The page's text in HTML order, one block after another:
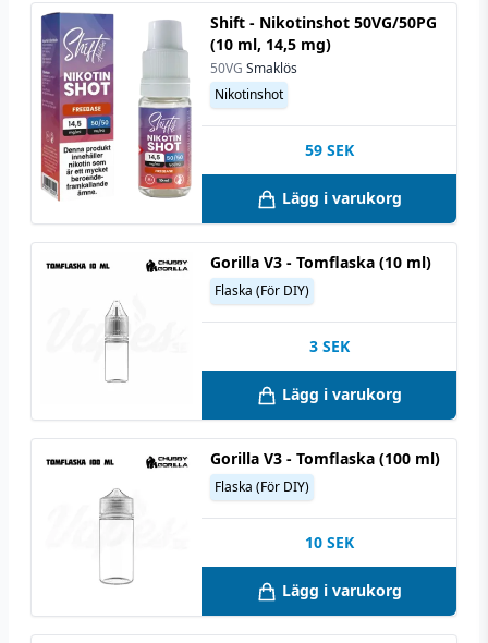
Shift - Nikotinshot 50VG/50PG
(10 ml, 14,5 mg)
50VG Smaklös
Nikotinshot
59 SEK
Lägg i varukorg
Gorilla V3 - Tomflaska (10 ml)
Flaska (För DIY)
3 SEK
Lägg i varukorg
Gorilla V3 - Tomflaska (100 ml)
Flaska (För DIY)
10 SEK
Lägg i varukorg